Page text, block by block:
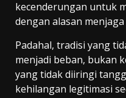
kecenderungan untuk
dengan alasan
Padahal, tradisi yang
menjadi beban, bukan
yang tidak diiringi
kehilangan legitimasi